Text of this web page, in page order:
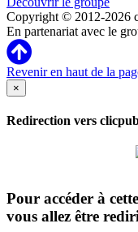
Copyright © 2012-2026
En partenariat avec le
Revenir en haut de la
×
Redirection vers
Pour accéder à
vous allez être